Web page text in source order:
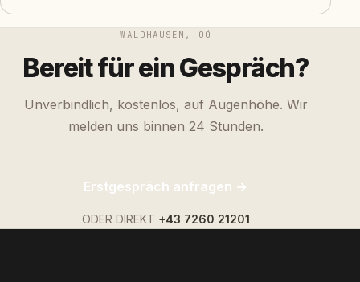
WALDHAUSEN, OÖ
Bereit für ein Gespräch?
Unverbindlich, kostenlos, auf Augenhöhe. Wir
melden uns binnen 24 Stunden.
Erstgespräch anfragen →
ODER DIREKT +43 7260 21201